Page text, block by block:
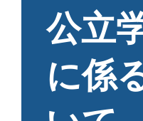
公立
に係